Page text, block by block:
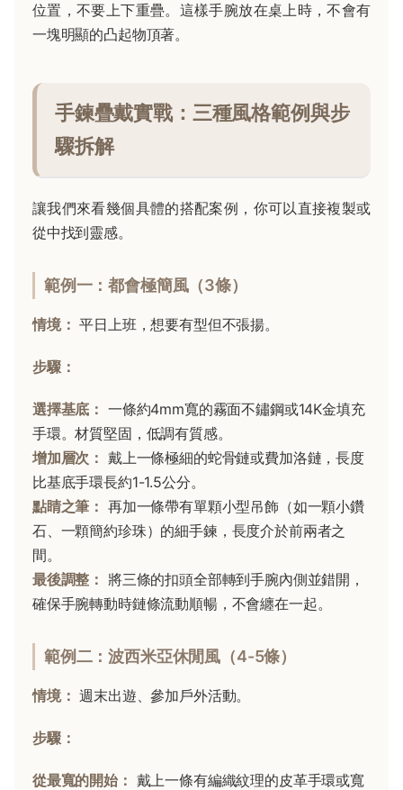
位置，不要上下重疊。這樣手腕放在桌上時，不會有
一塊明顯的凸起物頂著。
手鍊疊戴實戰：三種風格範例與步
驟拆解
讓我們來看幾個具體的搭配案例，你可以直接複製或
從中找到靈感。
範例一：都會極簡風（3條）
情境： 平日上班，想要有型但不張揚。
步驟：
選擇基底： 一條約4mm寬的霧面不鏽鋼或14K金填充
手環。材質堅固，低調有質感。
增加層次： 戴上一條極細的蛇骨鏈或費加洛鏈，長度
比基底手環長約1-1.5公分。
點睛之筆： 再加一條帶有單顆小型吊飾（如一顆小鑽
石、一顆簡約珍珠）的細手鍊，長度介於前兩者之
間。
最後調整： 將三條的扣頭全部轉到手腕內側並錯開，
確保手腕轉動時鏈條流動順暢，不會纏在一起。
範例二：波西米亞休閒風（4-5條）
情境： 週末出遊、參加戶外活動。
步驟：
從最寬的開始： 戴上一條有編織紋理的皮革手環或寬